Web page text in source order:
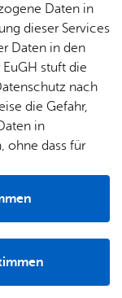
Fa­mi­lie
& Kin­
der
Se­nio­
ren
Woh­
nen
re­frei
Pfle­ge
& Un­
ter­stüt­
zung
Daten in
dieser Services
Daten in den
EuGH stuft die
nach
die Gefahr,
in
ohne dass für